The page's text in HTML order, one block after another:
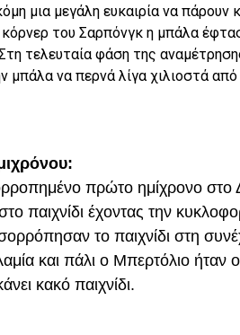
μια μεγάλη ευκαιρία να
του Σαρπόνγκ η μπάλα
τελευταία φάση της
μπάλα να περνά λίγα χιλιοστά
πρώτο ημίχρονο
παιχνίδι έχοντας την
το παιχνίδι στη
και πάλι ο Μπερτόλιο ήταν
κακό παιχνίδι.